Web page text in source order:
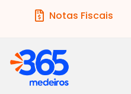
Notas Fiscais